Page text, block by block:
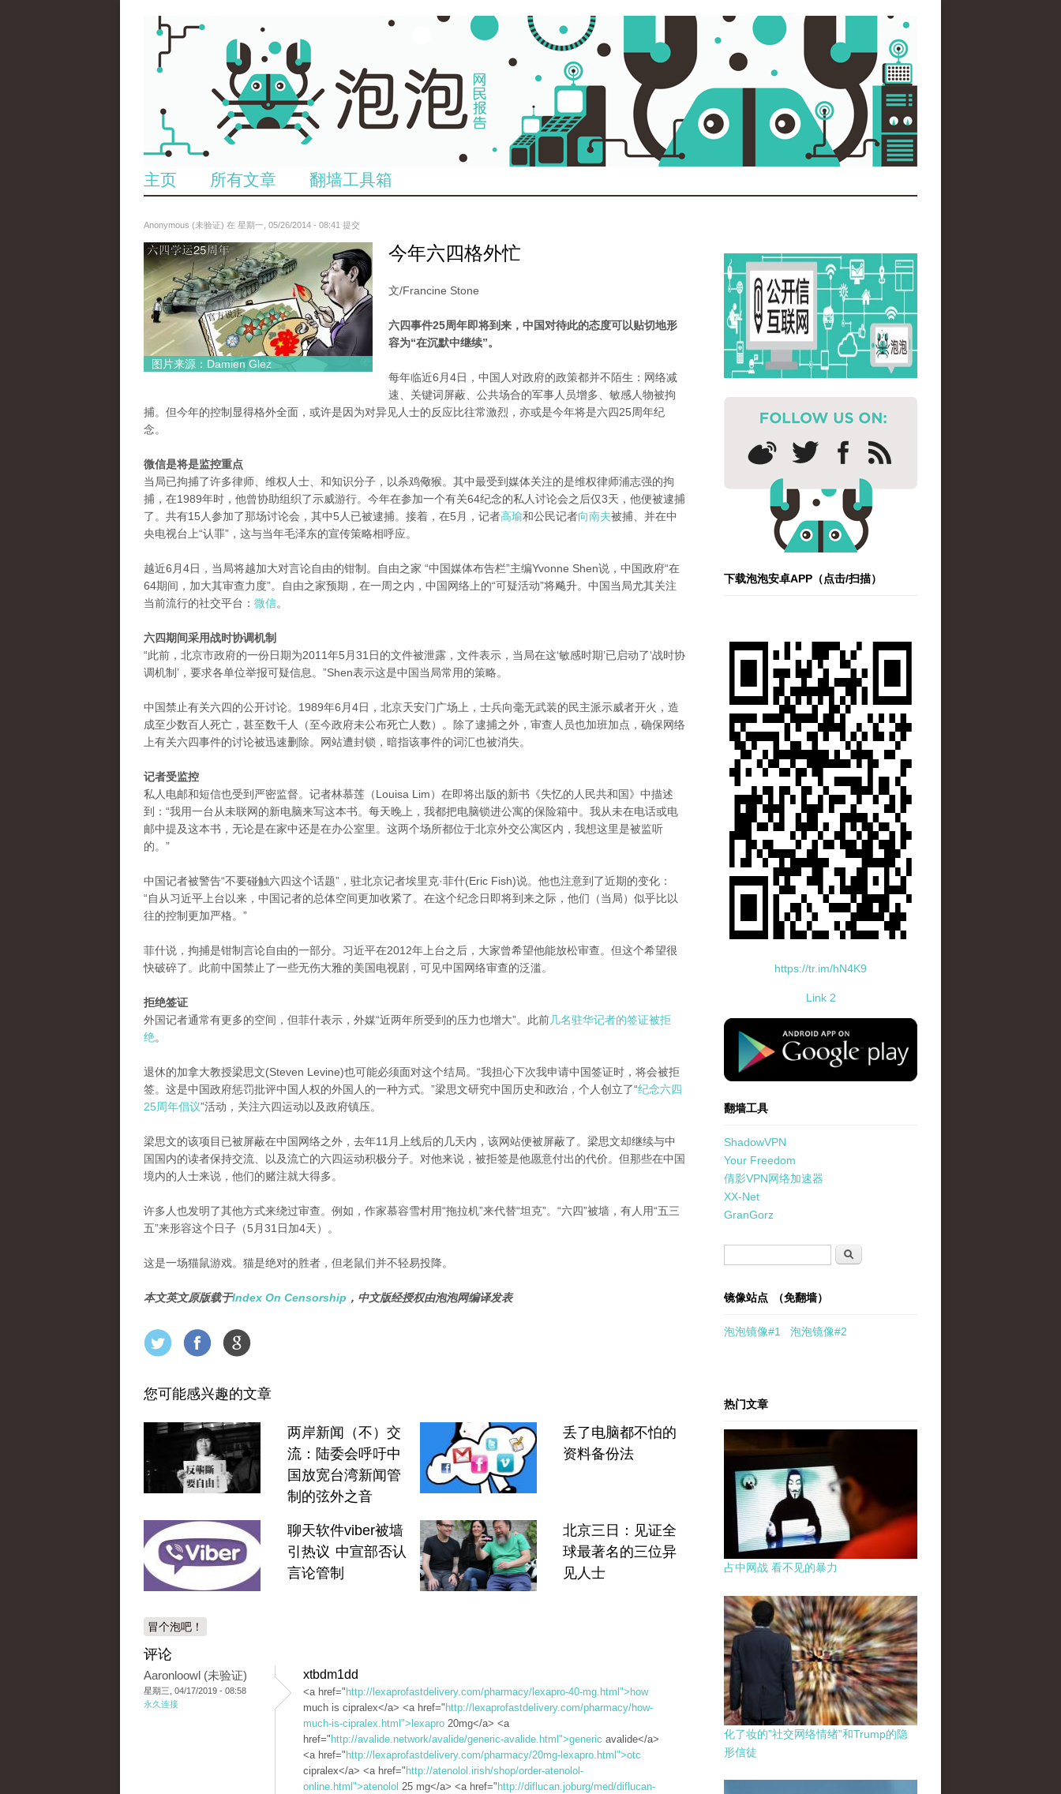
主页 所有文章 翻墙工具箱
Anonymous (未验证) 在 星期一, 05/26/2014 - 08:41 提交
paopao_tiananmen.jpg
图片来源：Damien Glez
今年六四格外忙
文/Francine Stone
六四事件25周年即将到来，中国对待此的态度可以贴切地形
容为“在沉默中继续”。
每年临近6月4日，中国人对政府的政策都并不陌生：网络减
速、关键词屏蔽、公共场合的军事人员增多、敏感人物被拘
捕。但今年的控制显得格外全面，或许是因为对异见人士的反应比往常激烈，亦或是今年将是六四25周年纪
念。
微信是将是监控重点
当局已拘捕了许多律师、维权人士、和知识分子，以杀鸡儆猴。其中最受到媒体关注的是维权律师浦志强的拘
捕，在1989年时，他曾协助组织了示威游行。今年在参加一个有关64纪念的私人讨论会之后仅3天，他便被逮捕
了。共有15人参加了那场讨论会，其中5人已被逮捕。接着，在5月，记者高瑜和公民记者向南夫被捕、并在中
央电视台上“认罪”，这与当年毛泽东的宣传策略相呼应。
越近6月4日，当局将越加大对言论自由的钳制。自由之家 “中国媒体布告栏”主编Yvonne Shen说，中国政府“在
64期间，加大其审查力度”。自由之家预期，在一周之内，中国网络上的“可疑活动”将飚升。中国当局尤其关注
当前流行的社交平台： 微信。
六四期间采用战时协调机制
“此前，北京市政府的一份日期为2011年5月31日的文件被泄露，文件表示，当局在这‘敏感时期’已启动了‘战时协
调机制’，要求各单位举报可疑信息。”Shen表示这是中国当局常用的策略。
中国禁止有关六四的公开讨论。1989年6月4日，北京天安门广场上，士兵向毫无武装的民主派示威者开火，造
成至少数百人死亡，甚至数千人（至今政府未公布死亡人数）。除了逮捕之外，审查人员也加班加点，确保网络
上有关六四事件的讨论被迅速删除。网站遭封锁，暗指该事件的词汇也被消失。
记者受监控
私人电邮和短信也受到严密监督。记者林慕莲（Louisa Lim）在即将出版的新书《失忆的人民共和国》中描述
到：“我用一台从未联网的新电脑来写这本书。每天晚上，我都把电脑锁进公寓的保险箱中。我从未在电话或电
邮中提及这本书，无论是在家中还是在办公室里。这两个场所都位于北京外交公寓区内，我想这里是被监听
的。”
中国记者被警告“不要碰触六四这个话题”，驻北京记者埃里克·菲什(Eric Fish)说。他也注意到了近期的变化：
“自从习近平上台以来，中国记者的总体空间更加收紧了。在这个纪念日即将到来之际，他们（当局）似乎比以
往的控制更加严格。”
菲什说，拘捕是钳制言论自由的一部分。习近平在2012年上台之后，大家曾希望他能放松审查。但这个希望很
快破碎了。此前中国禁止了一些无伤大雅的美国电视剧，可见中国网络审查的泛滥。
拒绝签证
外国记者通常有更多的空间，但菲什表示，外媒“近两年所受到的压力也增大”。此前几名驻华记者的签证被拒
绝。
退休的加拿大教授梁思文(Steven Levine)也可能必须面对这个结局。“我担心下次我申请中国签证时，将会被拒
签。这是中国政府惩罚批评中国人权的外国人的一种方式。”梁思文研究中国历史和政治，个人创立了“纪念六四
25周年倡议”活动，关注六四运动以及政府镇压。
梁思文的该项目已被屏蔽在中国网络之外，去年11月上线后的几天内，该网站便被屏蔽了。梁思文却继续与中
国国内的读者保持交流、以及流亡的六四运动积极分子。对他来说，被拒签是他愿意付出的代价。但那些在中国
境内的人士来说，他们的赌注就大得多。
许多人也发明了其他方式来绕过审查。例如，作家慕容雪村用“拖拉机”来代替“坦克”。“六四”被墙，有人用“五三
五”来形容这个日子（5月31日加4天）。
这是一场猫鼠游戏。猫是绝对的胜者，但老鼠们并不轻易投降。
本文英文原版载于Index On Censorship ，中文版经授权由泡泡网编译发表
您可能感兴趣的文章
两岸新闻（不）交
流：陆委会呼吁中
国放宽台湾新闻管
制的弦外之音
丢了电脑都不怕的
资料备份法
聊天软件viber被墙
引热议 中宣部否认
言论管制
北京三日：见证全
球最著名的三位异
见人士
冒个泡吧！
评论
Aaronloowl (未验证)
星期三, 04/17/2019 - 08:58
永久连接
xtbdm1dd
<a href=" http://lexaprofastdelivery.com/pharmacy/lexapro-40-mg.html">how
much is cipralex</a> <a href=" http://lexaprofastdelivery.com/pharmacy/how-
much-is-cipralex.html">lexapro 20mg</a> <a
href=" http://avalide.network/avalide/generic-avalide.html">generic avalide</a>
<a href=" http://lexaprofastdelivery.com/pharmacy/20mg-lexapro.html">otc
cipralex</a> <a href=" http://atenolol.irish/shop/order-atenolol-
online.html">atenolol 25 mg</a> <a href=" http://diflucan.joburg/med/diflucan-
下载泡泡安卓APP（点击/扫描）
https://tr.im/hN4K9
Link 2
standard-icon-googleplay-app-store.png
翻墙工具
ShadowVPN
Your Freedom
倩影VPN网络加速器
XX-Net
GranGorz
搜索
镜像站点 （免翻墙）
泡泡镜像#1 泡泡镜像#2
热门文章
占中网战 看不见的暴力
化了妆的”社交网络情绪”和Trump的隐
形信徒